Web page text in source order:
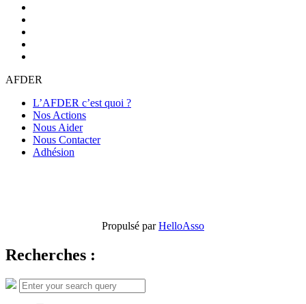
AFDER
L’AFDER c’est quoi ?
Nos Actions
Nous Aider
Nous Contacter
Adhésion
Propulsé parHelloAsso
Recherches :
Search
for:
Search